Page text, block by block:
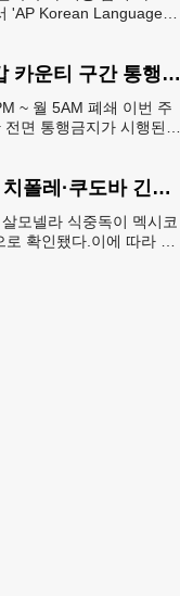
'AP Korean Language
주말 포장공사로 I-285 캅 카운티 구간 통행금지
~ 월 5AM 폐쇄 이번 주
면 통행금지가 시행된
할라피뇨 살모넬라 비상 치폴레·쿠도바 긴급 회수
모넬라 식중독이 멕시코
확인됐다.이에 따라 멕